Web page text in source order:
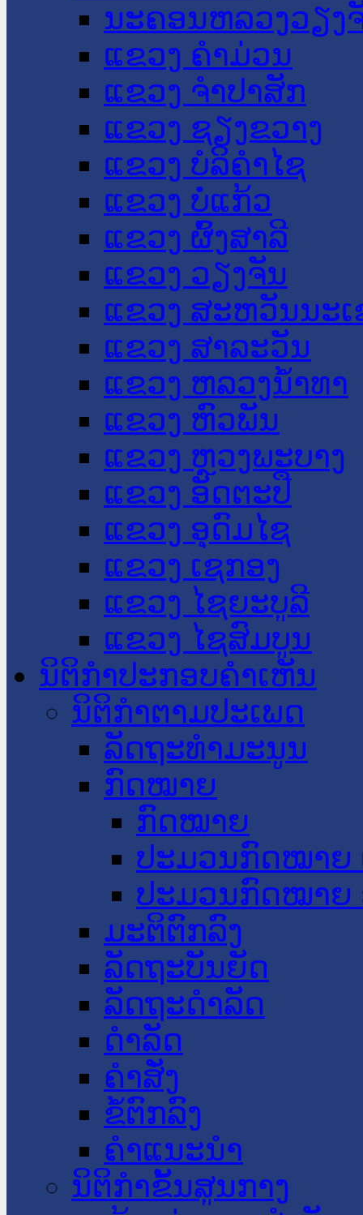
ນະ​ຄອນ​ຫລວງວຽງ
ແຂວງ ຄໍາມ່ວນ
ແຂວງ ຈໍາປາສັກ
ແຂວງ ຊຽງຂວາງ
ແຂວງ ບໍລິຄໍາໄຊ
ແຂວງ ບໍ່ແກ້ວ
ແຂວງ ຜົ້ງສາລີ
ແຂວງ ວຽງຈັນ
ແຂວງ ສະຫວັນນະ
ແຂວງ ສາລະວັນ
ແຂວງ ຫລວງນໍ້າທາ
ແຂວງ ຫົວພັນ
ແຂວງ ຫຼວງພະບາງ
ແຂວງ ອັດຕະປື
ແຂວງ ອຸດົມໄຊ
ແຂວງ ເຊກອງ
ແຂວງ ໄຊຍະບູລີ
ແຂວງ ໄຊສົມບູນ
ນິຕິກໍາປະກອບຄໍາເຫັນ
ນິຕິກໍາຕາມປະເພດ
ລັດຖະທໍາມະນູນ
ກົດໝາຍ
ກົດໝາຍ
ປະມວນກົດໝາຍ
ປະມວນກົດໝາຍ
ມະຕິຕົກລົງ
ລັດຖະບັນຍັດ
ລັດຖະດໍາລັດ
ດໍາລັດ
ຄໍາສັ່ງ
ຂໍ້ຕົກລົງ
ຄໍາແນະນໍາ
ນິຕິກຳຂັ້ນສູນກາງ